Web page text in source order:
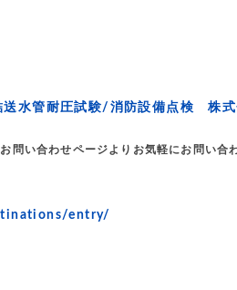
送水管耐圧試験/消防設備点検 株
問い合わせページよりお気軽にお問い合
entry/